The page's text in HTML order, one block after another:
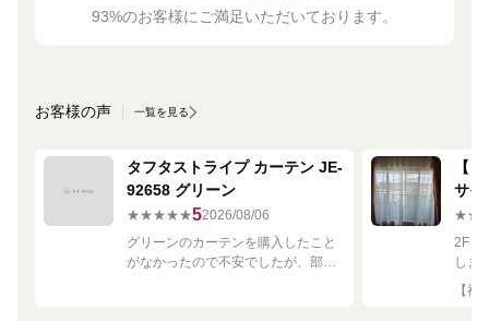
93%のお客様にご満足いただいております。
お客様の声 一覧を見る
タフタストライプ カーテン JE-
92658 グリーン
★★★★★52026/08/06
グリーンのカーテンを購入したこと
がなかったので不安でしたが、部屋
【
サイ
2Fリ
しま
し
で
【神